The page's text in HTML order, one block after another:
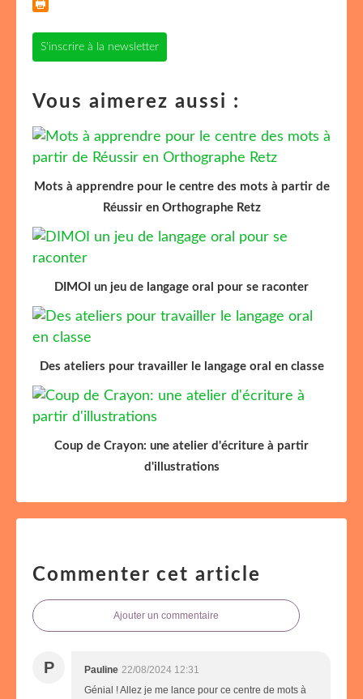
S'inscrire à la newsletter
Vous aimerez aussi :
Mots à apprendre pour le centre des mots à partir de
Réussir en Orthographe Retz
DIMOI un jeu de langage oral pour se raconter
Des ateliers pour travailler le langage oral en classe
Coup de Crayon: une atelier d'écriture à partir
d'illustrations
Commenter cet article
Ajouter un commentaire
P Pauline 22/08/2024 12:31
Génial ! Allez je me lance pour ce centre de mots à